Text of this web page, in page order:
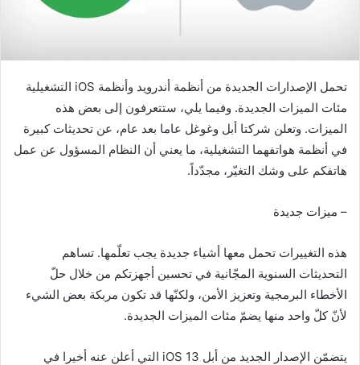
تحمل الإصدارات الجديدة من أنظمة أندرويد وأنظمة iOS التشغيلية
مئات الميزات الجديدة. وفيما يلي، ستتعرفون إلى بعض هذه
الميزات. وتعلن شركتا أبل وغوغل عاما بعد عام، عن تحديثات كبيرة
في أنظمة هواتفهما التشغيلية، ما يعني أن النظام المسؤول عن عمل
هاتفكم على وشك التغيّر، مجدّداً.
– ميزات جديدة
هذه التغييرات تحمل معها أشياء جديدة يجب تعلّمها. تساهم
التحديثات السنوية المجّانية في تحسين أجهزتكم من خلال حلّ
الأخطاء البرمجية وتعزيز الأمن، ولكنّها قد تكون مربكة بعض الشيء
لأنّ كلّ واحد منها يضمّ مئات الميزات الجديدة.
يتضمّن الإصدار الجديد من أبل iOS 13 التي أعلن عنه أخيرا في